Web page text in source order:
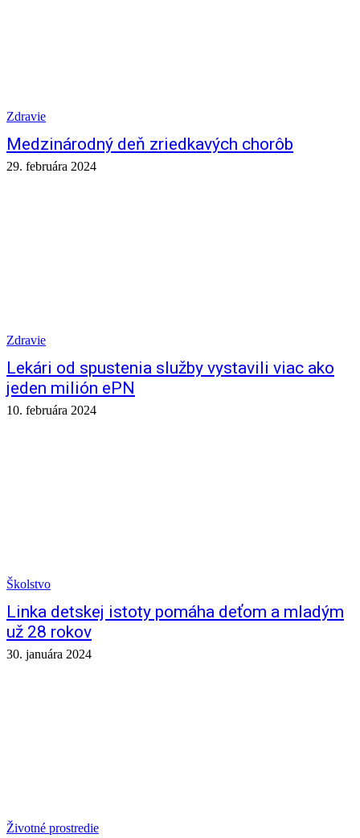
Zdravie
Medzinárodný deň zriedkavých chorôb
29. februára 2024
Zdravie
Lekári od spustenia služby vystavili viac ako
jeden milión ePN
10. februára 2024
Školstvo
Linka detskej istoty pomáha deťom a mladým
už 28 rokov
30. januára 2024
Životné prostredie